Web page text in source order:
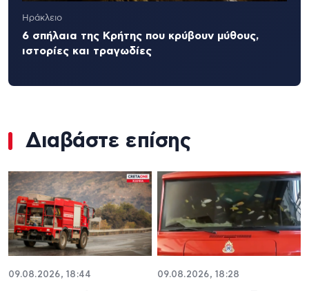
Ηράκλειο
6 σπήλαια της Κρήτης που κρύβουν μύθους,
ιστορίες και τραγωδίες
Διαβάστε επίσης
09.08.2026, 18:44 09.08.2026, 18:28